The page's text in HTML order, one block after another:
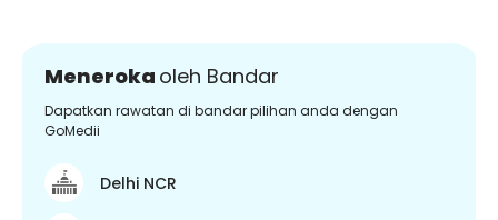
Meneroka oleh Bandar
Dapatkan rawatan di bandar pilihan anda dengan
GoMedii
Delhi NCR